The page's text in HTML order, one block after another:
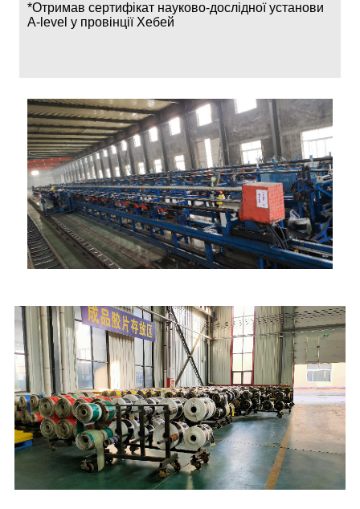
*Отримав сертифікат науково-дослідної установи
A-level у провінції Хебей